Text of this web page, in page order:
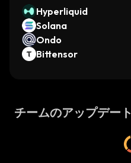
Hyperliquid
Solana
Ondo
Bittensor
チームのアップデート